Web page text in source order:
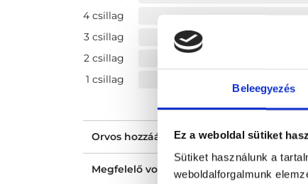
Beleegyezés
Ez a weboldal sütiket
Sütiket használunk a
weboldalforgalmunk
4 csillag
3 csillag
2 csillag
1 csillag
Orvos hozzáállása, figyelmessége,
Megfelelő volt a tájékoztatásod?